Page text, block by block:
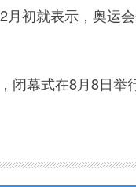
就表示，奥运
幕式在8月8日举行